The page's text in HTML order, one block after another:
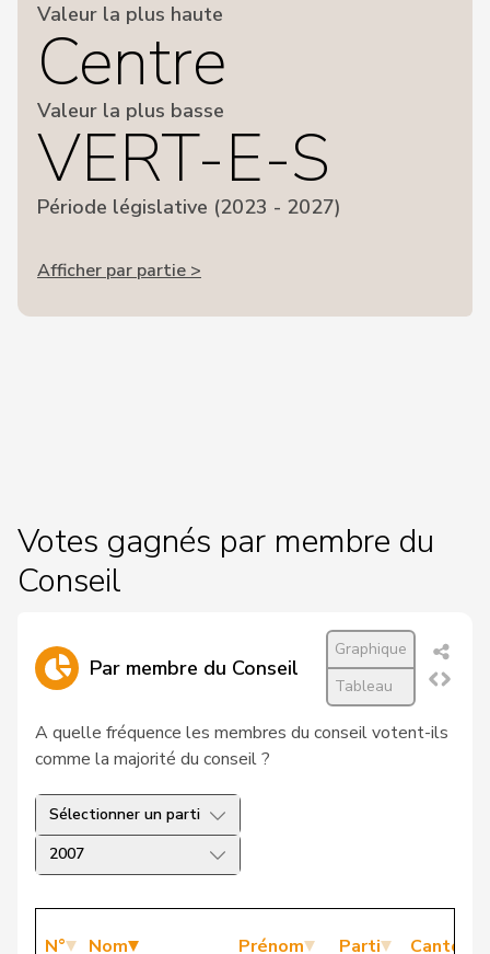
Valeur la plus haute
Centre
Valeur la plus basse
VERT-E-S
Période législative (2023 - 2027)
Afficher par partie >
Votes gagnés par membre du
Conseil
Par membre du Conseil
Graphique
Tableau
A quelle fréquence les membres du conseil votent-ils
comme la majorité du conseil ?
Sélectionner un parti
2007
N° Nom Prénom Parti Canton